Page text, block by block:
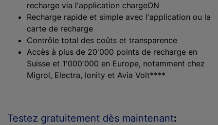
recharge via l'application chargeON
Recharge rapide et simple avec l'application ou la
carte de recharge
Contrôle total des coûts et transparence
Accès à plus de 20'000 points de recharge en
Suisse et 1'000'000 en Europe, notamment chez
Migrol, Electra, Ionity et Avia Volt****
Testez gratuitement dès maintenant: